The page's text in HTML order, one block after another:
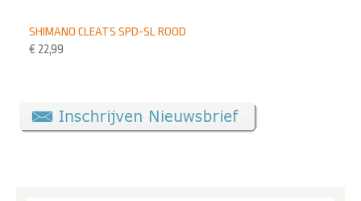
SHIMANO CLEATS SPD-SL ROOD
€ 22,99